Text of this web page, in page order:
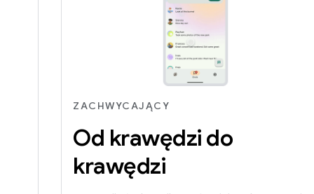
ZACHWYCAJĄCY
Od krawędzi do
krawędzi